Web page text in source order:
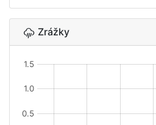
Zrážky
0.5
1.0
1.5